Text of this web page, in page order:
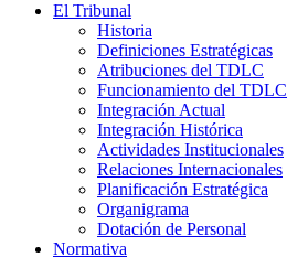
El Tribunal
Historia
Definiciones Estratégicas
Atribuciones del TDLC
Funcionamiento del TDLC
Integración Actual
Integración Histórica
Actividades Institucionales
Relaciones Internacionales
Planificación Estratégica
Organigrama
Dotación de Personal
Normativa